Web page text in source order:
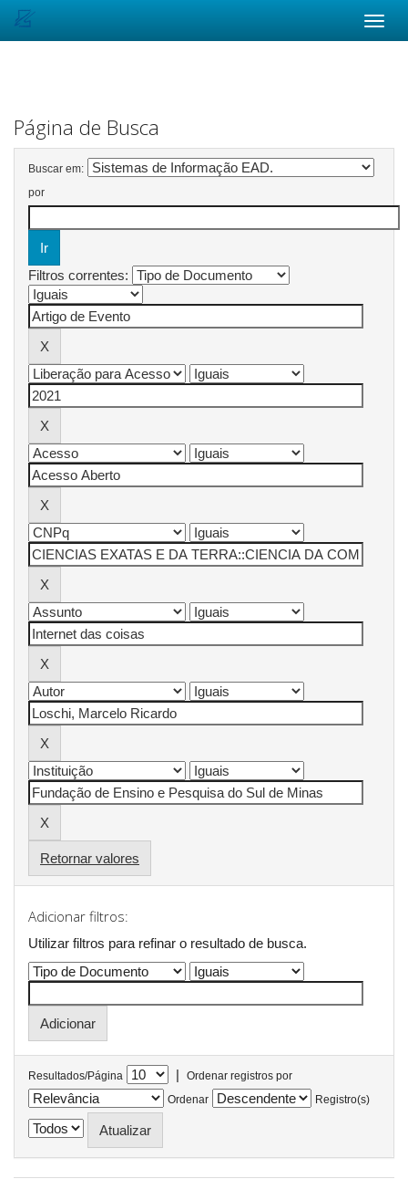
Página de Busca
Buscar em:
por
Filtros correntes:
Retornar valores
Adicionar filtros:
Utilizar filtros para refinar o resultado de busca.
Resultados/Página |
Ordenar registros por
Ordenar
Registro(s)